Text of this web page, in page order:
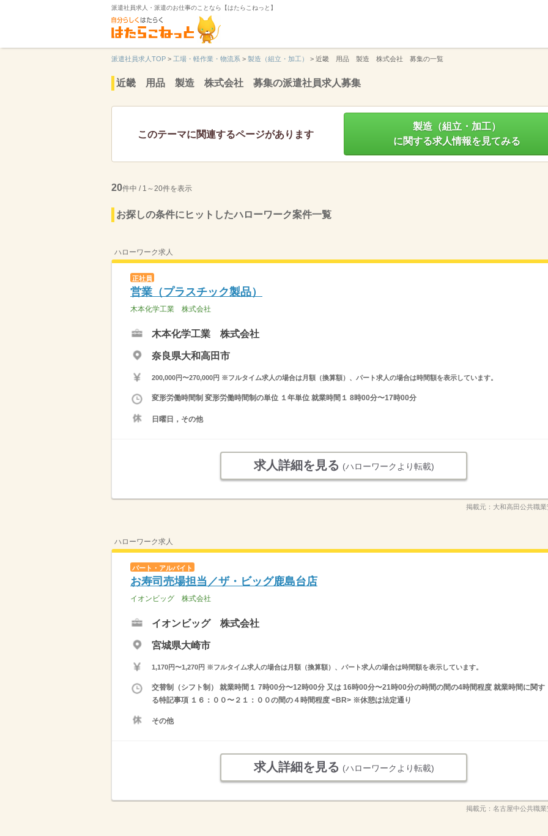
派遣社員求人・派遣のお仕事のことなら【はたらこねっと】
派遣社員求人TOP > 工場・軽作業・物流系 > 製造（組立・加工） > 近畿 用品 製造 株式会社 募集の一覧
近畿 用品 製造 株式会社 募集の派遣社員求人募集
このテーマに関連するページがあります
製造（組立・加工）
に関する求人情報を見てみる
20件中 / 1～20件を表示
お探しの条件にヒットしたハローワーク案件一覧
ハローワーク求人
正社員
営業（プラスチック製品）
木本化学工業 株式会社
木本化学工業 株式会社
奈良県大和高田市
200,000円〜270,000円 ※フルタイム求人の場合は月額（換算額）、パート求人の場合は時間額を表示しています。
変形労働時間制 変形労働時間制の単位 １年単位 就業時間１ 8時00分〜17時00分
日曜日，その他
求人詳細を見る (ハローワークより転載)
掲載元： 大和高田公共職
ハローワーク求人
パート・アルバイト
お寿司売場担当／ザ・ビッグ鹿島台店
イオンビッグ 株式会社
イオンビッグ 株式会社
宮城県大崎市
1,170円〜1,270円 ※フルタイム求人の場合は月額（換算額）、パート求人の場合は時間額を表示しています。
交替制（シフト制） 就業時間１ 7時00分〜12時00分 又は 16時00分〜21時00分の時間の間の4時間程度 就業時間に関す
る特記事項 １６：００〜２１：００の間の４時間程度 <BR> ※休憩は法定通り
その他
求人詳細を見る (ハローワークより転載)
掲載元： 名古屋中公共職